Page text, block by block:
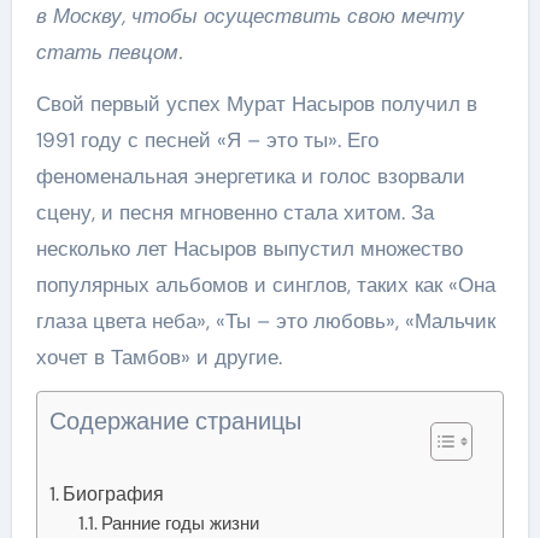
в Москву, чтобы осуществить свою мечту
стать певцом.
Свой первый успех Мурат Насыров получил в
1991 году с песней «Я – это ты». Его
феноменальная энергетика и голос взорвали
сцену, и песня мгновенно стала хитом. За
несколько лет Насыров выпустил множество
популярных альбомов и синглов, таких как «Она
глаза цвета неба», «Ты – это любовь», «Мальчик
хочет в Тамбов» и другие.
Содержание страницы
Биография
Ранние годы жизни